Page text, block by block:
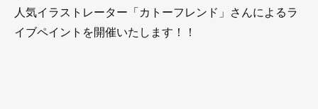
人気イラストレーター「カトーフレンド」さんによるラ
イブペイントを開催いたします！！